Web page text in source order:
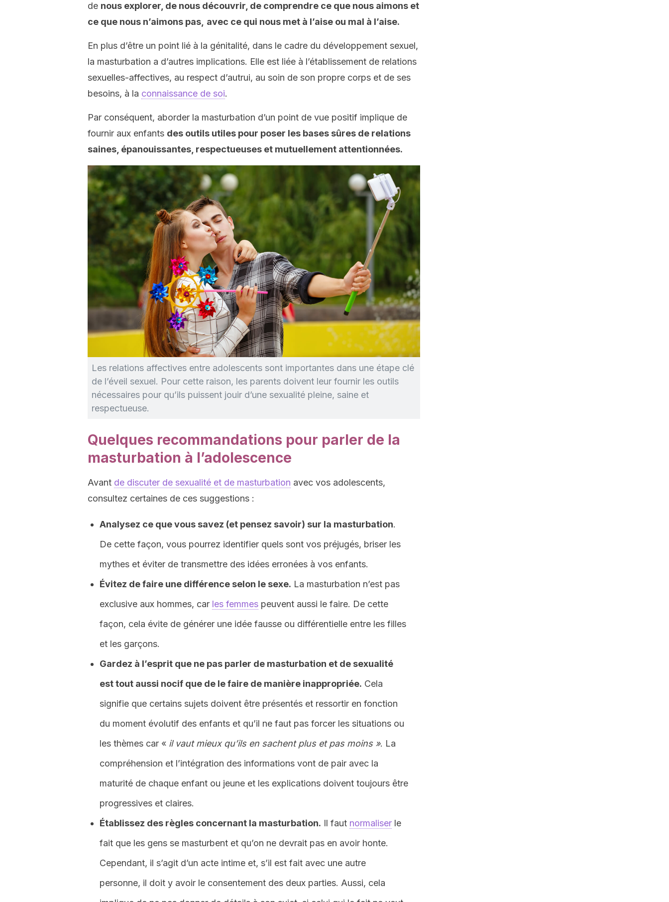
de nous explorer, de nous découvrir, de comprendre ce que nous aimons et
ce que nous n’aimons pas, avec ce qui nous met à l’aise ou mal à l’aise.
En plus d’être un point lié à la génitalité, dans le cadre du développement sexuel,
la masturbation a d’autres implications. Elle est liée à l’établissement de relations
sexuelles-affectives, au respect d’autrui, au soin de son propre corps et de ses
besoins, à la connaissance de soi.
Par conséquent, aborder la masturbation d’un point de vue positif implique de
fournir aux enfants des outils utiles pour poser les bases sûres de relations
saines, épanouissantes, respectueuses et mutuellement attentionnées.
Les relations affectives entre adolescents sont importantes dans une étape clé
de l’éveil sexuel. Pour cette raison, les parents doivent leur fournir les outils
nécessaires pour qu’ils puissent jouir d’une sexualité pleine, saine et
respectueuse.
Quelques recommandations pour parler de la
masturbation à l’adolescence
Avant de discuter de sexualité et de masturbation avec vos adolescents,
consultez certaines de ces suggestions :
Analysez ce que vous savez (et pensez savoir) sur la masturbation.
De cette façon, vous pourrez identifier quels sont vos préjugés, briser les
mythes et éviter de transmettre des idées erronées à vos enfants.
Évitez de faire une différence selon le sexe. La masturbation n’est pas
exclusive aux hommes, car les femmes peuvent aussi le faire. De cette
façon, cela évite de générer une idée fausse ou différentielle entre les filles
et les garçons.
Gardez à l’esprit que ne pas parler de masturbation et de sexualité
est tout aussi nocif que de le faire de manière inappropriée. Cela
signifie que certains sujets doivent être présentés et ressortir en fonction
du moment évolutif des enfants et qu’il ne faut pas forcer les situations ou
les thèmes car « il vaut mieux qu’ils en sachent plus et pas moins ». La
compréhension et l’intégration des informations vont de pair avec la
maturité de chaque enfant ou jeune et les explications doivent toujours être
progressives et claires.
Établissez des règles concernant la masturbation. Il faut normaliser le
fait que les gens se masturbent et qu’on ne devrait pas en avoir honte.
Cependant, il s’agit d’un acte intime et, s’il est fait avec une autre
personne, il doit y avoir le consentement des deux parties. Aussi, cela